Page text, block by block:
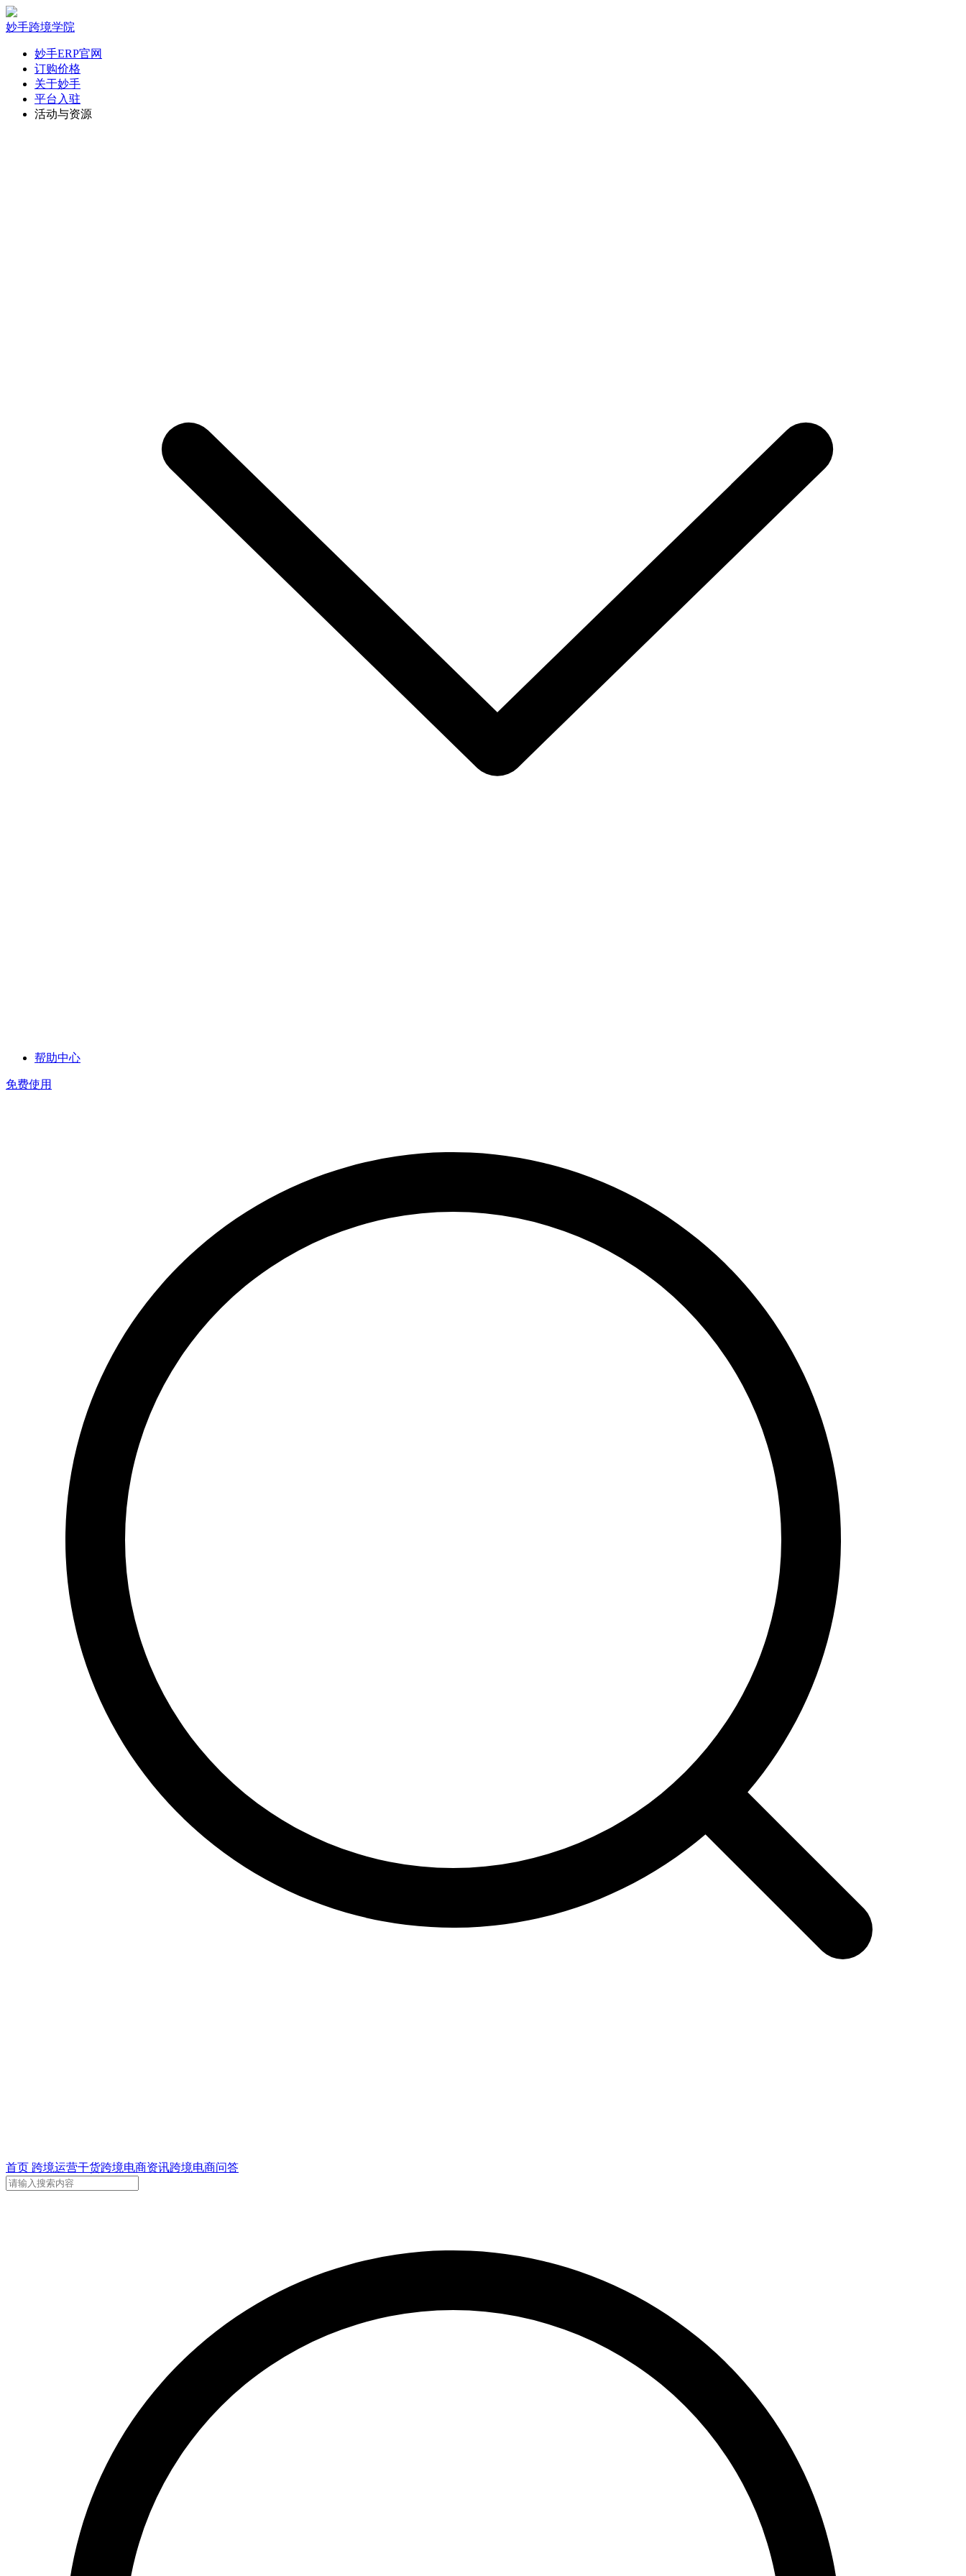
妙手跨境学院
妙手ERP官网
订购价格
关于妙手
平台入驻
活动与资源
帮助中心
免费使用
首页 跨境运营干货跨境电商资讯跨境电商问答